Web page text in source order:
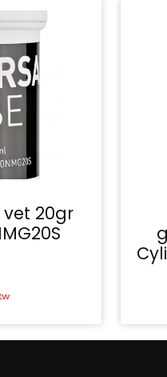
vet 20gr